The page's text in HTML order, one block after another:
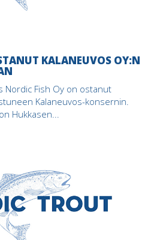
KALANEUVOS OY:N
Nordic Fish Oy on ostanut
Kalaneuvos-konsernin.
Hukkasen...